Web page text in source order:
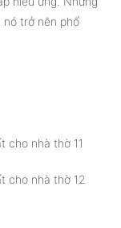
nó trở nên phổ